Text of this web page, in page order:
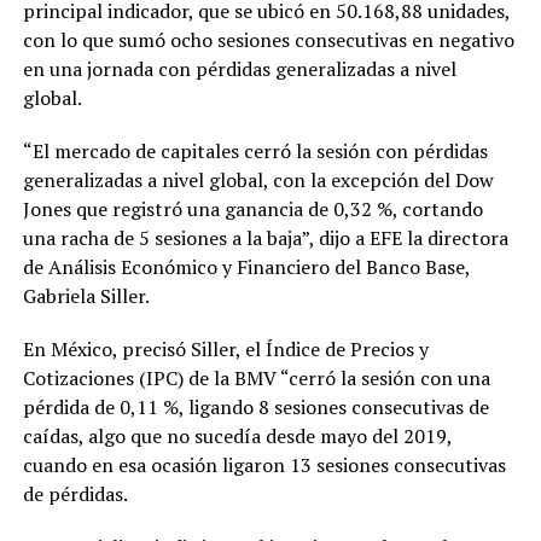
principal indicador, que se ubicó en 50.168,88 unidades,
con lo que sumó ocho sesiones consecutivas en negativo
en una jornada con pérdidas generalizadas a nivel
global.
“El mercado de capitales cerró la sesión con pérdidas
generalizadas a nivel global, con la excepción del Dow
Jones que registró una ganancia de 0,32 %, cortando
una racha de 5 sesiones a la baja”, dijo a EFE la directora
de Análisis Económico y Financiero del Banco Base,
Gabriela Siller.
En México, precisó Siller, el Índice de Precios y
Cotizaciones (IPC) de la BMV “cerró la sesión con una
pérdida de 0,11 %, ligando 8 sesiones consecutivas de
caídas, algo que no sucedía desde mayo del 2019,
cuando en esa ocasión ligaron 13 sesiones consecutivas
de pérdidas.